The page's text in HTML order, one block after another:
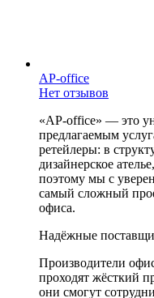
AP-office
Нет отзывов
«AP-office» — это
предлагаемым
ретейлеры: в
дизайнерское
поэтому мы с
самый сложный
офиса.
Надёжные
Производители
проходят жёсткий
они смогут